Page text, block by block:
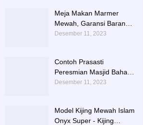
Meja Makan Marmer
Mewah, Garansi Barang
Utuh Sampai Tempat
Desember 11, 2023
Contoh Prasasti
Peresmian Masjid Bahan
Marmer Dari Tulungagung
Desember 11, 2023
Model Kijing Mewah Islam
Onyx Super - Kijing